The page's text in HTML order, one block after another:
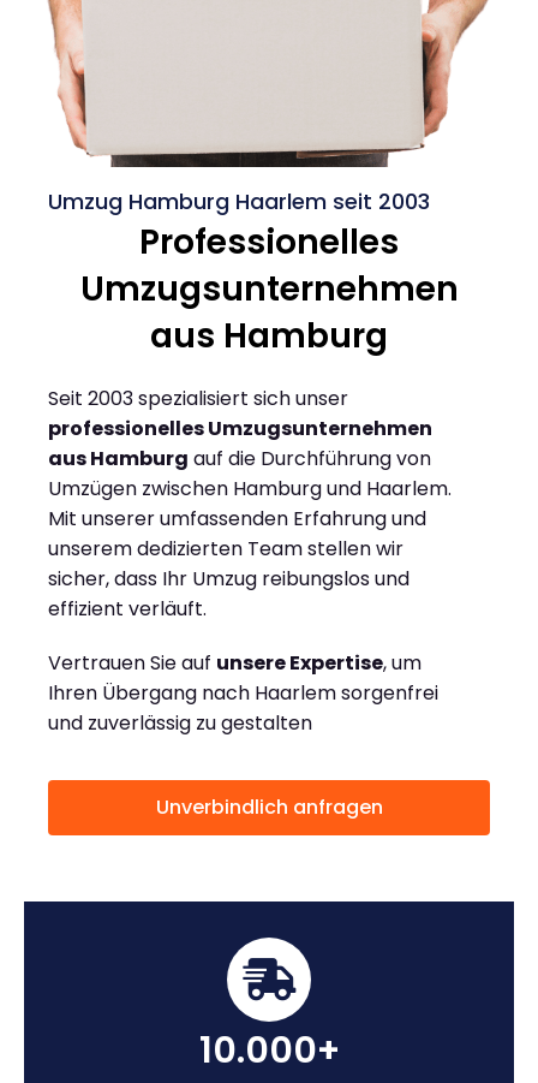
Umzug Hamburg Haarlem seit 2003
Professionelles
Umzugsunternehmen
aus Hamburg
Seit 2003 spezialisiert sich unser
professionelles Umzugsunternehmen
aus Hamburg auf die Durchführung von
Umzügen zwischen Hamburg und Haarlem.
Mit unserer umfassenden Erfahrung und
unserem dedizierten Team stellen wir
sicher, dass Ihr Umzug reibungslos und
effizient verläuft.
Vertrauen Sie auf unsere Expertise, um
Ihren Übergang nach Haarlem sorgenfrei
und zuverlässig zu gestalten
Unverbindlich anfragen
10.000+